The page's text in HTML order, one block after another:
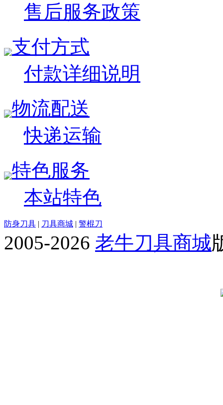
售后服务政策
支付方式
付款详细说明
物流配送
快递运输
特色服务
本站特色
防身刀具 | 刀具商城 | 警棍刀
2005-2026 老牛刀具商城